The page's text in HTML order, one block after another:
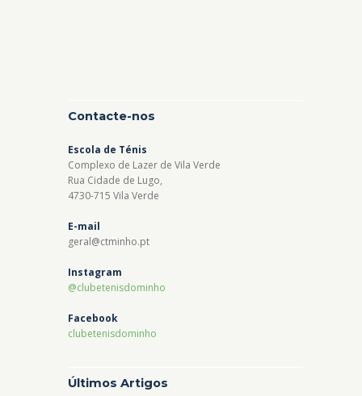
Contacte-nos
Escola de Ténis
Complexo de Lazer de Vila Verde
Rua Cidade de Lugo,
4730-715 Vila Verde
E-mail
geral@ctminho.pt
Instagram
@clubetenisdominho
Facebook
clubetenisdominho
Últimos Artigos